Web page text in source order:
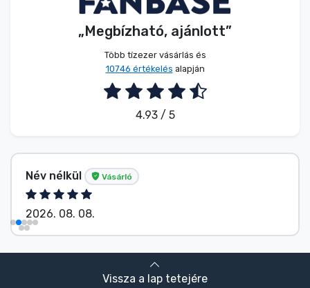
„Megbízható, ajánlott”
Több tízezer vásárlás és
10746 értékelés alapján
4.93 / 5
Név nélkül Vásárló
2026. 08. 08.
Vissza a lap tetejére
Terméktípusok